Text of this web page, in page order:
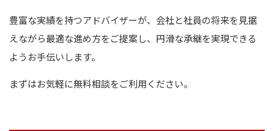
豊富な実績を持つアドバイザーが、会社と社員の将来を見据
えながら最適な進め方をご提案し、円滑な承継を実現できる
ようお手伝いします。
まずはお気軽に無料相談をご利用ください。